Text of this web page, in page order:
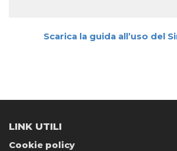
Scarica la guida all’uso del
LINK UTILI
Cookie policy